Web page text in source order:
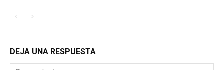
DEJA UNA RESPUESTA